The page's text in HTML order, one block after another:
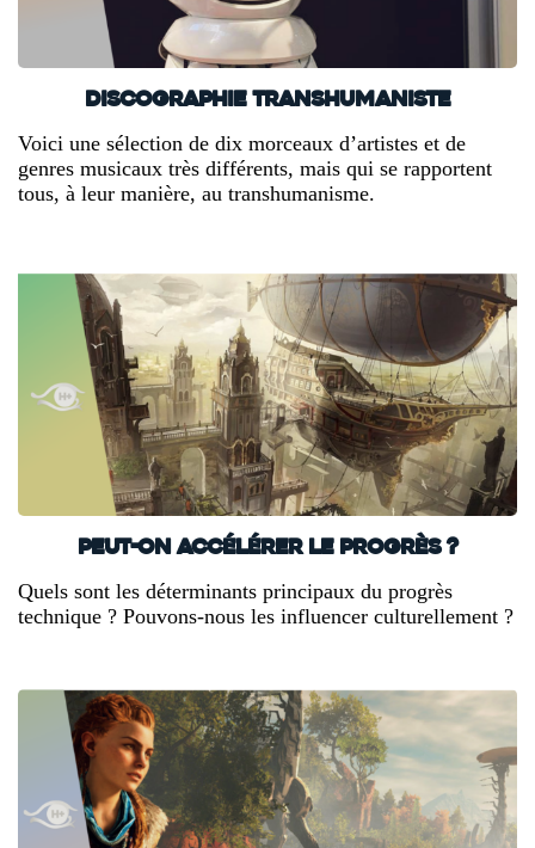
Discographie transhumaniste
Voici une sélection de dix morceaux d’artistes et de
genres musicaux très différents, mais qui se rapportent
tous, à leur manière, au transhumanisme.
Peut-on accélérer le progrès ?
Quels sont les déterminants principaux du progrès
technique ? Pouvons-nous les influencer culturellement ?